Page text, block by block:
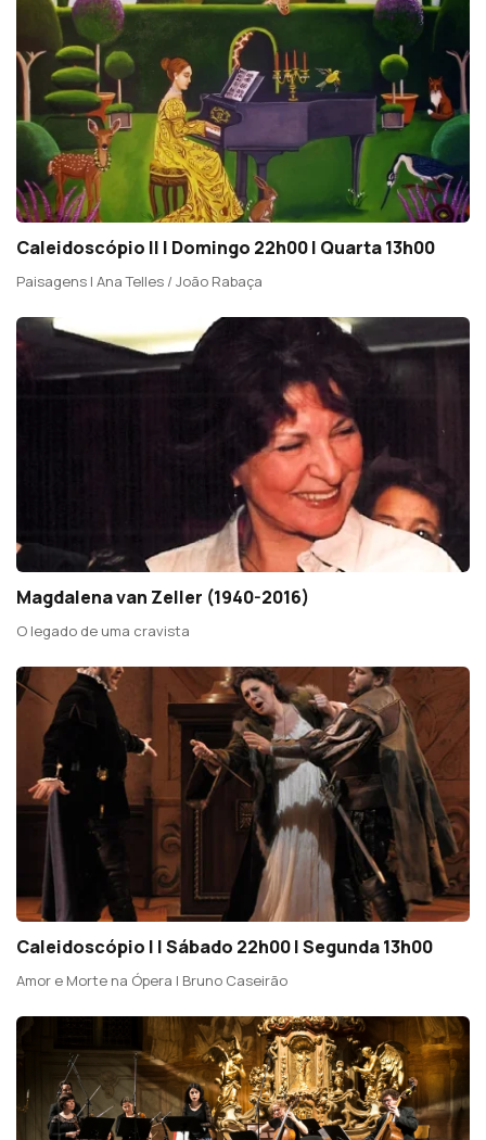
Caleidoscópio II | Domingo 22h00 | Quarta 13h00
Paisagens | Ana Telles / João Rabaça
Magdalena van Zeller (1940-2016)
O legado de uma cravista
Caleidoscópio I | Sábado 22h00 | Segunda 13h00
Amor e Morte na Ópera | Bruno Caseirão